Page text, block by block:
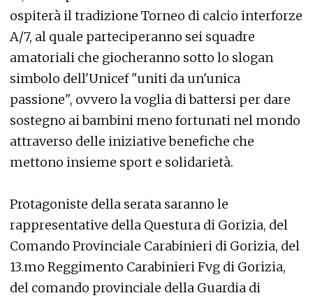
ospiterà il tradizione Torneo di calcio interforze
A/7, al quale parteciperanno sei squadre
amatoriali che giocheranno sotto lo slogan
simbolo dell'Unicef "uniti da un'unica
passione", ovvero la voglia di battersi per dare
sostegno ai bambini meno fortunati nel mondo
attraverso delle iniziative benefiche che
mettono insieme sport e solidarietà.
Protagoniste della serata saranno le
rappresentative della Questura di Gorizia, del
Comando Provinciale Carabinieri di Gorizia, del
13.mo Reggimento Carabinieri Fvg di Gorizia,
del comando provinciale della Guardia di